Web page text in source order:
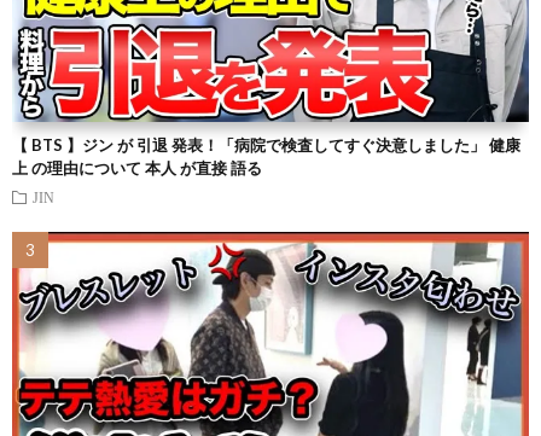
【 BTS 】ジン が 引退 発表！「病院で検査してすぐ決意しました」 健康
上 の理由について 本人 が直接 語る
JIN